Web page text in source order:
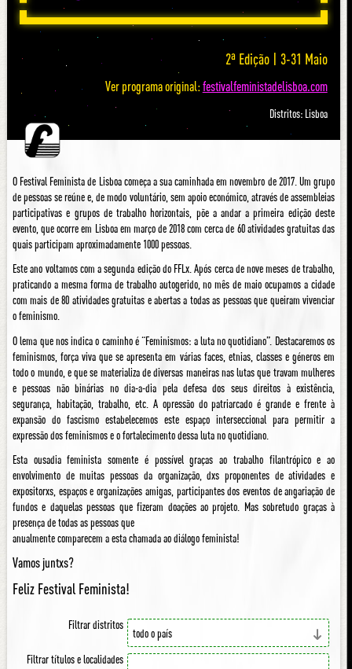
2ª Edição | 3-31 Maio
Ver programa original:festivalfeministadelisboa.com
Distritos: Lisboa
O Festival Feminista de Lisboa começa a sua caminhada em novembro de 2017. Um grupo
de pessoas se reúne e, de modo voluntário, sem apoio económico, através de assembleias
participativas e grupos de trabalho horizontais, põe a andar a primeira edição deste
evento, que ocorre em Lisboa em março de 2018 com cerca de 60 atividades gratuitas das
quais participam aproximadamente 1000 pessoas.
Este ano voltamos com a segunda edição do FFLx. Após cerca de nove meses de trabalho,
praticando a mesma forma de trabalho autogerido, no mês de maio ocupamos a cidade
com mais de 80 atividades gratuitas e abertas a todas as pessoas que queiram vivenciar
o feminismo.
O lema que nos indica o caminho é “Feminismos: a luta no quotidiano”. Destacaremos os
feminismos, força viva que se apresenta em várias faces, etnias, classes e géneros em
todo o mundo, e que se materializa de diversas maneiras nas lutas que travam mulheres
e pessoas não binárias no dia-a-dia pela defesa dos seus direitos à existência,
segurança, habitação, trabalho, etc. A opressão do patriarcado é grande e frente à
expansão do fascismo estabelecemos este espaço interseccional para permitir a
expressão dos feminismos e o fortalecimento dessa luta no quotidiano.
Esta ousadia feminista somente é possível graças ao trabalho filantrópico e ao
envolvimento de muitas pessoas da organização, dxs proponentes de atividades e
expositorxs, espaços e organizações amigas, participantes dos eventos de angariação de
fundos e daquelas pessoas que fizeram doações ao projeto. Mas sobretudo graças à
presença de todas as pessoas que
anualmente comparecem a esta chamada ao diálogo feminista!
Vamos juntxs?
Feliz Festival Feminista!
Filtrar distritos
Filtrar títulos e localidades